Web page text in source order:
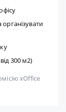
організувати
300 м2)
xOffice